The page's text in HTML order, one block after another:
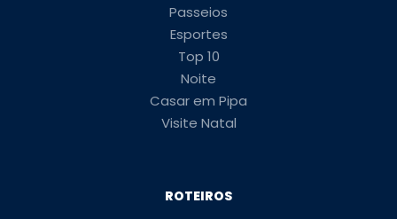
Passeios
Esportes
Top 10
Noite
Casar em Pipa
Visite Natal
ROTEIROS